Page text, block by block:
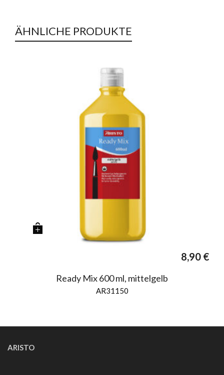
ÄHNLICHE PRODUKTE
8,90 €
Ready Mix 600 ml, mittelgelb
AR31150
ARISTO